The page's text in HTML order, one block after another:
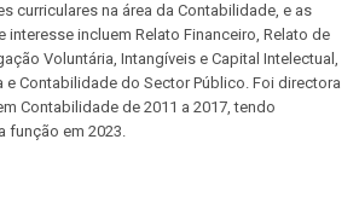
curriculares na área da Contabilidade, e as
interesse incluem Relato Financeiro, Relato de
Voluntária, Intangíveis e Capital Intelectual,
e Contabilidade do Sector Público. Foi directora
Contabilidade de 2011 a 2017, tendo
função em 2023.